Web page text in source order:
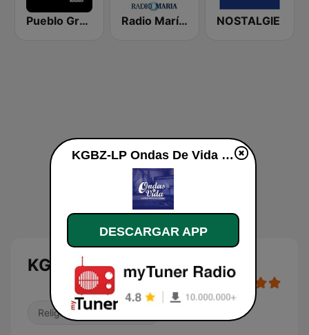
Pueblo Grupero Radio Radio María Costa Rica NOSTALGIE
KGBZ-LP Ondas De Vida
Religioso & Espiritualidad
KGBZ-LP Ondas De Vida en vivo
DESCARGAR APP